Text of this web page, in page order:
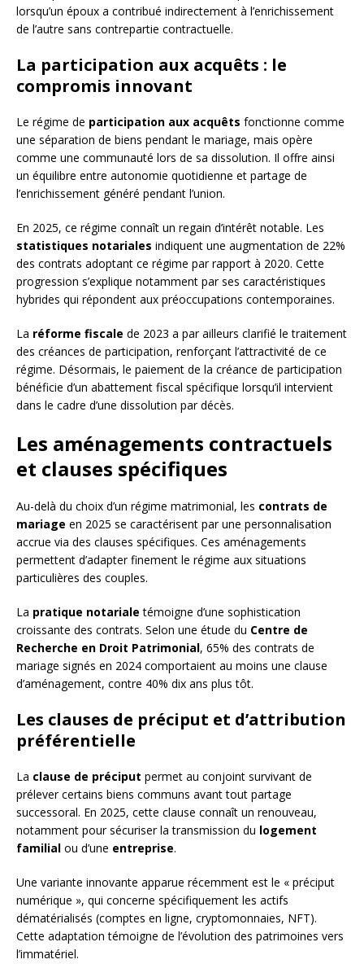
lorsqu’un époux a contribué indirectement à l’enrichissement
de l’autre sans contrepartie contractuelle.
La participation aux acquêts : le
compromis innovant
Le régime de participation aux acquêts fonctionne comme
une séparation de biens pendant le mariage, mais opère
comme une communauté lors de sa dissolution. Il offre ainsi
un équilibre entre autonomie quotidienne et partage de
l’enrichissement généré pendant l’union.
En 2025, ce régime connaît un regain d’intérêt notable. Les
statistiques notariales indiquent une augmentation de 22%
des contrats adoptant ce régime par rapport à 2020. Cette
progression s’explique notamment par ses caractéristiques
hybrides qui répondent aux préoccupations contemporaines.
La réforme fiscale de 2023 a par ailleurs clarifié le traitement
des créances de participation, renforçant l’attractivité de ce
régime. Désormais, le paiement de la créance de participation
bénéficie d’un abattement fiscal spécifique lorsqu’il intervient
dans le cadre d’une dissolution par décès.
Les aménagements contractuels
et clauses spécifiques
Au-delà du choix d’un régime matrimonial, les contrats de
mariage en 2025 se caractérisent par une personnalisation
accrue via des clauses spécifiques. Ces aménagements
permettent d’adapter finement le régime aux situations
particulières des couples.
La pratique notariale témoigne d’une sophistication
croissante des contrats. Selon une étude du Centre de
Recherche en Droit Patrimonial, 65% des contrats de
mariage signés en 2024 comportaient au moins une clause
d’aménagement, contre 40% dix ans plus tôt.
Les clauses de préciput et d’attribution
préférentielle
La clause de préciput permet au conjoint survivant de
prélever certains biens communs avant tout partage
successoral. En 2025, cette clause connaît un renouveau,
notamment pour sécuriser la transmission du logement
familial ou d’une entreprise.
Une variante innovante apparue récemment est le « préciput
numérique », qui concerne spécifiquement les actifs
dématérialisés (comptes en ligne, cryptomonnaies, NFT).
Cette adaptation témoigne de l’évolution des patrimoines vers
l’immatériel.